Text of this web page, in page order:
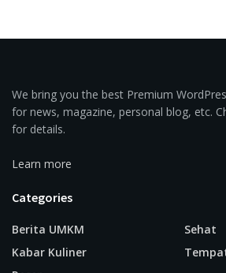
We bring you the best Premium
for news, magazine, personal blog, etc.
for details.
Learn more
Categories
Berita UMKM
Kabar Kuliner
Sehat